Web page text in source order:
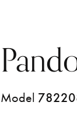
Model